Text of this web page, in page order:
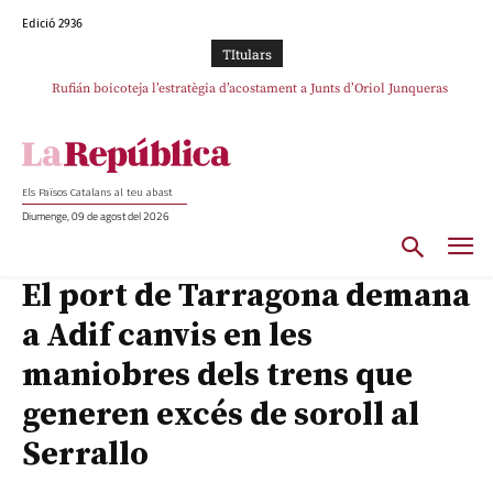
Edició 2936
TItulars
Rufián boicoteja l’estratègia d’acostament a Junts d’Oriol Junqueras
Els Països Catalans al teu abast
Diumenge, 09 de agost del 2026
El port de Tarragona demana
a Adif canvis en les
maniobres dels trens que
generen excés de soroll al
Serrallo